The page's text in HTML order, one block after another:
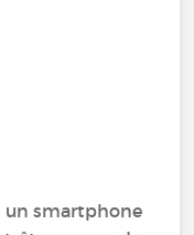
un smartphone